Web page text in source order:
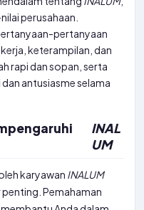
perusahaan.
pertanyaan
keterampilan, dan
rapi dan sopan, serta
antusiasme selama
INAL
UM
karyawan INALUM
Pemahaman